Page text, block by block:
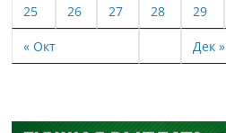
« Окт Дек »
25 26 27 28 29